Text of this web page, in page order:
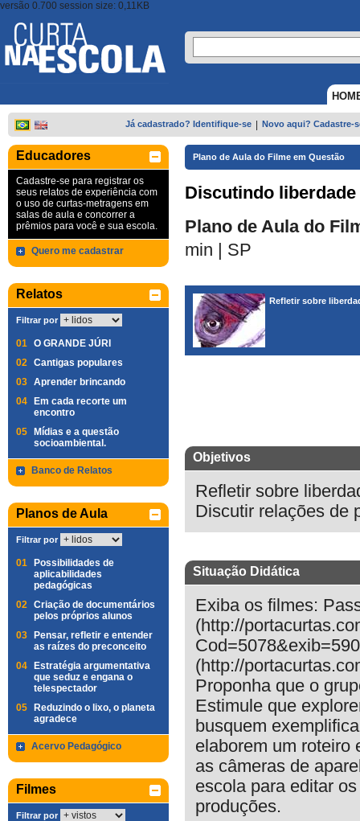
versão 0.700 session size: 0,11KB
Já cadastrado? Identifique-se Novo aqui? Cadastre-
Educadores
Cadastre-se para registrar os
seus relatos de experiência com
o uso de curtas-metragens em
salas de aula e concorrer a
prêmios para você e sua escola.
Quero me cadastrar
Relatos
Filtrar por
01 O GRANDE JÚRI
02 Cantigas populares
03 Aprender brincando
04
Em cada recorte um
encontro
05
Mídias e a questão
socioambiental.
Banco de Relatos
Planos de Aula
Filtrar por
01
Possibilidades de
aplicabilidades
pedagógicas
02 Criação de documentários
pelos próprios alunos
03
Pensar, refletir e entender
as raízes do preconceito
04
Estratégia argumentativa
que seduz e engana o
telespectador
05
Reduzindo o lixo, o planeta
agradece
Acervo Pedagógico
Filmes
Filtrar por
Plano de Aula do Filme em Questão
Discutindo
Plano de Aula do
min
SP
Refletir sobre
Objetivos
Refletir sobre
Discutir relações de
Situação Didática
Exiba os filmes:
(http://
(http://
Proponha que o
Estimule que
busquem
elaborem um roteiro
as câmeras de
escola para editar
produções.